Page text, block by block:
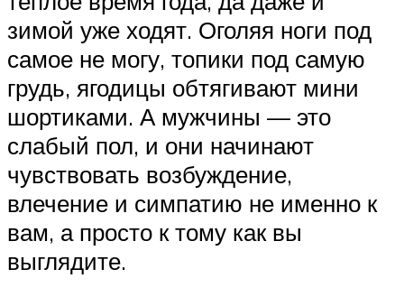
зимой уже ходят. Оголяя ноги под
самое не могу, топики под самую
грудь, ягодицы обтягивают мини
шортиками. А мужчины — это
слабый пол, и они начинают
чувствовать возбуждение,
влечение и симпатию не именно к
вам, а просто к тому как вы
выглядите.